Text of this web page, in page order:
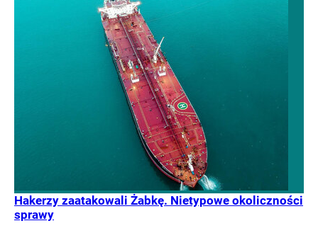
Hakerzy zaatakowali Żabkę. Nietypowe okoliczności
sprawy